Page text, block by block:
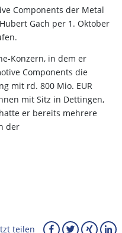
Components der Metal
Gach per 1. Oktober
Konzern, in dem er
Components die
mit rd. 800 Mio. EUR
mit Sitz in Dettingen,
er bereits mehrere
der
teilen